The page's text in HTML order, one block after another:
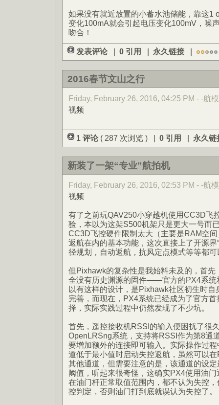
如果没有就近放置的小蓄水池储能，靠这1
变化100mA就会引起电压变化100mV，噪
吻合！
发表评论 | 0 引用 | 永久链接 |
2016春节文山之行
Friday, February 26, 2016, 04:25 PM - -航模
视频
1 评论 ( 287 次浏览 ) | 0 引用 | 永久链
新装了一架“专业”航拍机
Friday, February 26, 2016, 02:53 PM - -航模
视频
有了之前玩QAV250小穿越机使用CC3D飞
验，本以为这架S500机架只是更大一号而
CC3D飞控硬件限制太大（主要是RAM空
返航在内的基本功能，这次直接上了开源界
径规划，自动返航，抗风定点模式等等都
但Pixhawk的复杂性是我始料未及的，首
全没有历史渊源的固件——官方的PX4系统
以有这样的设计，是Pixhawk社区初生时
完善，而现在，PX4系统已经成为了官方
择，实际实践过程中仍然发现了不少坑。
首先，遥控接收机RSSI的输入便困扰了很
OpenLRSng系统，支持将RSSI作为第8通
要增加额外的连接即可输入。实际操作过
道低于最小值时启动失控返航，虽然可以
其他通道，但需要注意的是，该通道的设
阈值，听起来很奇怪，这确实PX4使用油
在油门杆正常取值范围内，都不认为失控
控判定，否则油门打到底就误认为失控了。